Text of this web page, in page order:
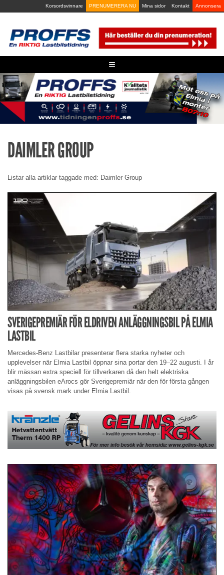
to
Korsordsvinnare PRENUMERERA NU Mina sidor Kontakt Annonsera
≡
DAIMLER GROUP
Listar alla artiklar taggade med: Daimler Group
SVERIGEPREMIÄR FÖR ELDRIVEN ANLÄGGNINGSBIL PÅ ELMIA
LASTBIL
Mercedes-Benz Lastbilar presenterar flera starka nyheter och
upplevelser när Elmia Lastbil öppnar sina portar den 19–22 augusti. I år
blir mässan extra speciell för tillverkaren då den helt elektriska
anläggningsbilen eArocs gör Sverigepremiär när den för första gången
visas på svensk mark under Elmia Lastbil.